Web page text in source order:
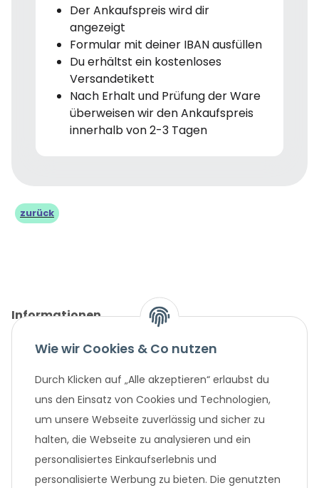
Der Ankaufspreis wird dir
angezeigt
Formular mit deiner IBAN ausfüllen
Du erhältst ein kostenloses
Versandetikett
Nach Erhalt und Prüfung der Ware
überweisen wir den Ankaufspreis
innerhalb von 2-3 Tagen
zurück
Informationen
Gesetzliche Informationen
Unternehmen
Beliebte Angebote
Wie wir Cookies & Co nutzen
Durch Klicken auf „Alle akzeptieren“ erlaubst du
uns den Einsatz von Cookies und Technologien,
um unsere Webseite zuverlässig und sicher zu
halten, die Webseite zu analysieren und ein
personalisiertes Einkaufserlebnis und
personalisierte Werbung zu bieten. Die genutzten